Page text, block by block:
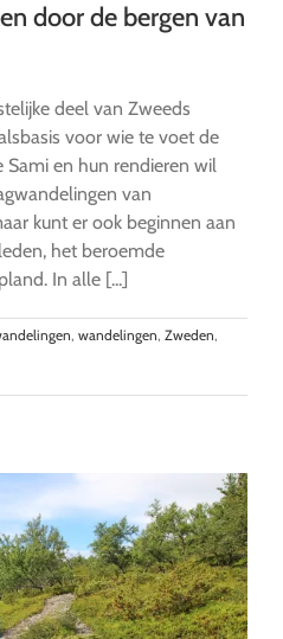
door de bergen van
deel van Zweeds
voor wie te voet de
en hun rendieren wil
van
kunt er ook beginnen aan
het beroemde
In alle [...]
, wandelingen, Zweden,